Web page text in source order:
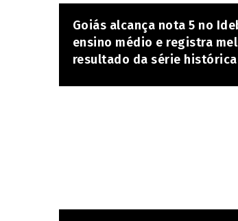
Goiás alcança nota 5 no
ensino médio e registra
resultado da série histórica